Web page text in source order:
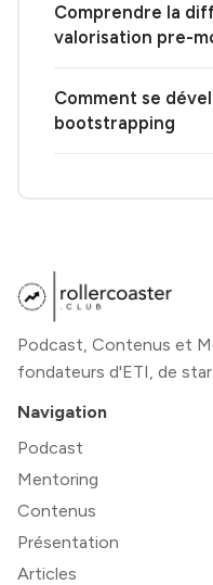
Comprendre la
valorisation pre-
Comment se
bootstrapping
Podcast, Contenus et
fondateurs d'ETI, de
Navigation
Podcast
Mentoring
Contenus
Présentation
Articles